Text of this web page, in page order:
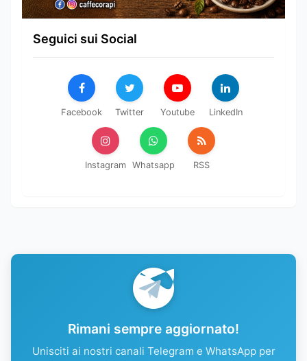
Seguici sui Social
Facebook Twitter Youtube LinkedIn
Instagram Whatsapp RSS
Rimani sempre aggiornato!
Unisciti ai nostri canali Telegram e WhatsApp per